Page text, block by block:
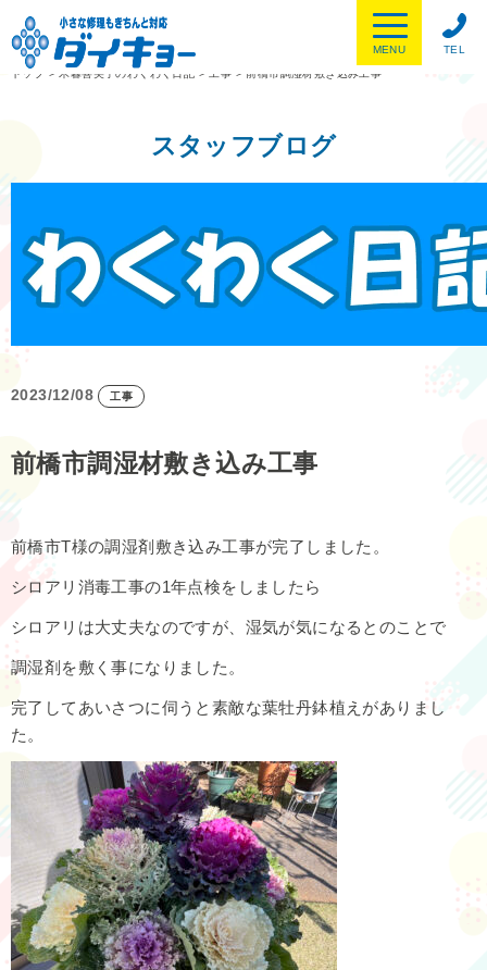
TEL
MENU
トップ
> 木暮喜美子のわくわく日記 > 工事 > 前橋市調湿材敷き込み工事
スタッフブログ
2023/12/08 工事
前橋市調湿材敷き込み工事
前橋市T様の調湿剤敷き込み工事が完了しました。
シロアリ消毒工事の1年点検をしましたら
シロアリは大丈夫なのですが、湿気が気になるとのことで
調湿剤を敷く事になりました。
完了してあいさつに伺うと素敵な葉牡丹鉢植えがありまし
た。